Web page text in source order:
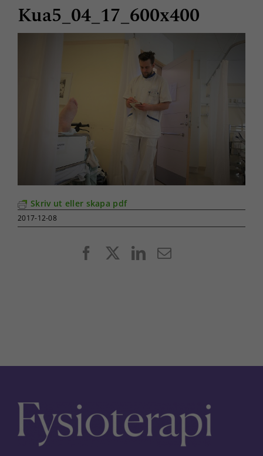
Kua5_04_17_600x400
Skriv ut eller skapa pdf
2017-12-08
FacebookLinkedIn
E-